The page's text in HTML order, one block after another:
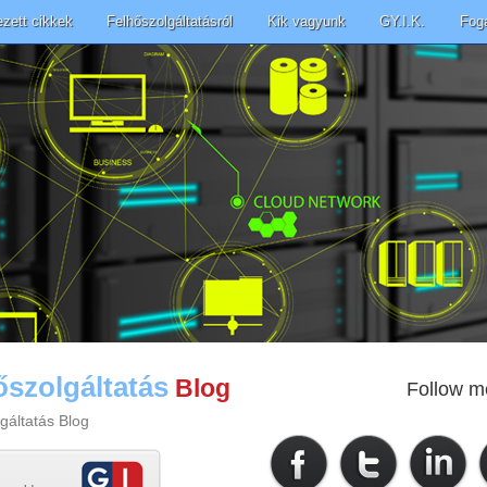
cikkek Felhőszolgáltatásról Kik vagyunk GY.I.K.
Blog
Blog
Follow